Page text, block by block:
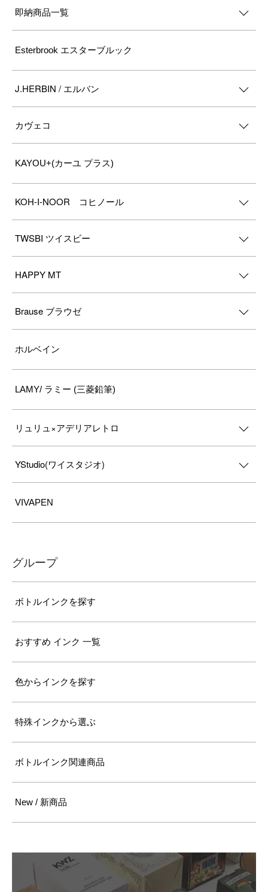
即納商品一覧
Esterbrook エスターブルック
J.HERBIN / エルバン
カヴェコ
KAYOU+(カーユ プラス)
KOH-I-NOOR コヒノール
TWSBI ツイスビー
HAPPY MT
Brause ブラウゼ
ホルベイン
LAMY/ ラミー (三菱鉛筆)
リュリュ×アデリアレトロ
YStudio(ワイスタジオ)
VIVAPEN
グループ
ボトルインクを探す
おすすめ インク 一覧
色からインクを探す
特殊インクから選ぶ
ボトルインク関連商品
New / 新商品